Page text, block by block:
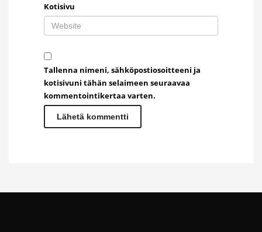
Kotisivu
Tallenna nimeni, sähköpostiosoitteeni ja
kotisivuni tähän selaimeen seuraavaa
kommentointikertaa varten.